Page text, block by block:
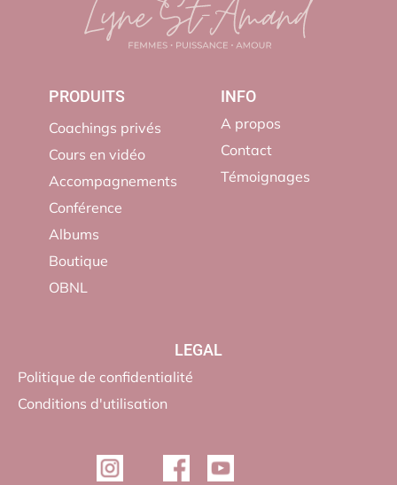
PRODUITS
Coachings privés
Cours en vidéo
Accompagnements
Conférence
Albums
Boutique
OBNL
INFO
A propos
Contact
Témoignages
LEGAL
Politique de confidentialité
Conditions d'utilisation